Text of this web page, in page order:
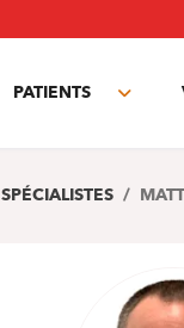
PATIENTS
Toggle
SPÉCIALISTES